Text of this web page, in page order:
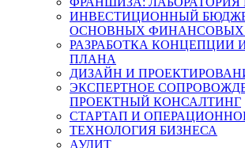
ИНВЕСТИЦИОННЫЙ
ОСНОВНЫХ ФИНАНСОВЫХ
РАЗРАБОТКА КОНЦЕПЦИИ
ПЛАНА
ДИЗАЙН И
ЭКСПЕРТНОЕ
ПРОЕКТНЫЙ КОНСАЛТИНГ
СТАРТАП И
ТЕХНОЛОГИЯ БИЗНЕСА
АУДИТ